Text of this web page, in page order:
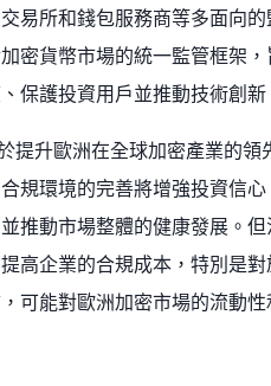
易所和錢包服務商等多面向的
密貨幣市場的統一監管框架，
保護投資用戶並推動技術創新
提升歐洲在全球加密產業的領
規環境的完善將增強投資信心
推動市場整體的健康發展。但
高企業的合規成本，特別是對
可能對歐洲加密市場的流動性